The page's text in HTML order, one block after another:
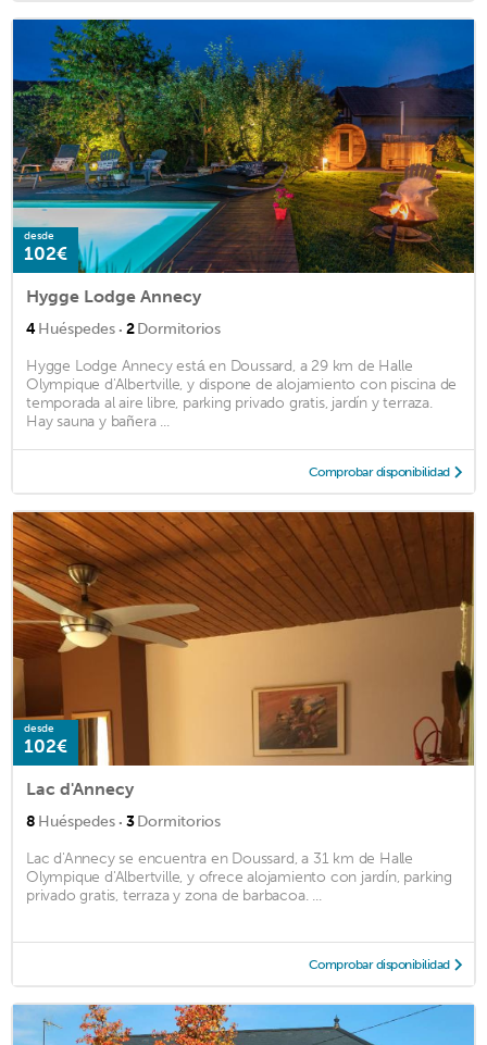
desde
102€
Hygge Lodge Annecy
4Huéspedes · 2Dormitorios
Hygge Lodge Annecy está en Doussard, a 29 km de Halle
Olympique d'Albertville, y dispone de alojamiento con piscina de
temporada al aire libre, parking privado gratis, jardín y terraza.
Hay sauna y bañera ...
Comprobar disponibilidad
desde
102€
Lac d'Annecy
8 Huéspedes · 3Dormitorios
Lac d'Annecy se encuentra en Doussard, a 31 km de Halle
Olympique d'Albertville, y ofrece alojamiento con jardín, parking
privado gratis, terraza y zona de barbacoa. ...
Comprobar disponibilidad